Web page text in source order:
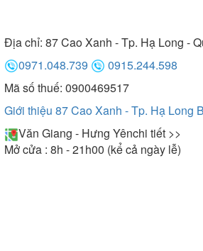
Địa chỉ: 87 Cao Xanh - Tp. Hạ Long -
0971.048.739
0915.244.598
Mã số thuế: 0900469517
Giới thiệu 87 Cao Xanh - Tp. Hạ Long
Văn Giang - Hưng Yênchi tiết >>
Mở cửa : 8h - 21h00 (kể cả ngày lễ)